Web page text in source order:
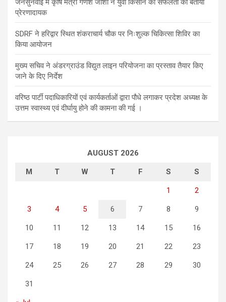
जनसुनवाई में कृषि मंत्री गणेश जोशी ने युवा किसान की सफलता को बताया
प्रेरणादायक
SDRF ने हरिद्वार स्थित शंकराचार्य चौक पर निःशुल्क चिकित्सा शिविर का
किया आयोजन
मुख्य सचिव ने अंडरग्राउंड विद्युत लाइन परियोजना का प्रस्ताव तैयार किए
जाने के दिए निर्देश
वरिष्ठ पार्टी पदाधिकारियों एवं कार्यकर्ताओं द्वारा पौधे लगाकर प्रदेश अध्यक्ष के
उत्तम स्वास्थ्य एवं दीर्घायु होने की कामना की गई ।
AUGUST 2026
M T W T F S S
1 2
3 4 5 6 7 8 9
10 11 12 13 14 15 16
17 18 19 20 21 22 23
24 25 26 27 28 29 30
31